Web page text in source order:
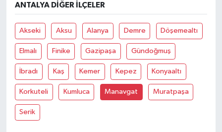
ANTALYA DIĞER İLÇELER
Akseki Aksu Alanya Demre Döşemealtı
Elmalı Finike Gazipaşa Gündoğmuş
İbradı Kaş Kemer Kepez Konyaaltı
Korkuteli Kumluca Manavgat Muratpaşa
Serik